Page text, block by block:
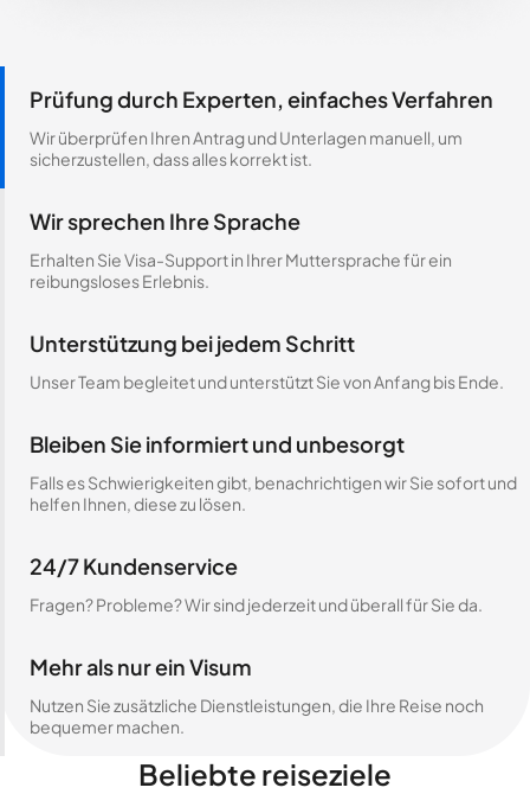
Prüfung durch Experten, einfaches Verfahren
Wir überprüfen Ihren Antrag und Unterlagen manuell, um
sicherzustellen, dass alles korrekt ist.
Wir sprechen Ihre Sprache
Erhalten Sie Visa-Support in Ihrer Muttersprache für ein
reibungsloses Erlebnis.
Unterstützung bei jedem Schritt
Unser Team begleitet und unterstützt Sie von Anfang bis Ende.
Bleiben Sie informiert und unbesorgt
Falls es Schwierigkeiten gibt, benachrichtigen wir Sie sofort und
helfen Ihnen, diese zu lösen.
24/7 Kundenservice
Fragen? Probleme? Wir sind jederzeit und überall für Sie da.
Mehr als nur ein Visum
Nutzen Sie zusätzliche Dienstleistungen, die Ihre Reise noch
bequemer machen.
Beliebte reiseziele